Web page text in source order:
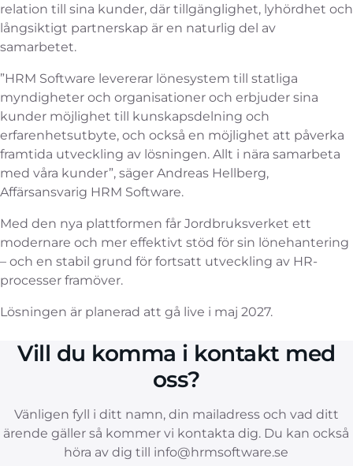
relation till sina kunder, där tillgänglighet, lyhördhet och
långsiktigt partnerskap är en naturlig del av
samarbetet.
”HRM Software levererar lönesystem till statliga
myndigheter och organisationer och erbjuder sina
kunder möjlighet till kunskapsdelning och
erfarenhetsutbyte, och också en möjlighet att påverka
framtida utveckling av lösningen. Allt i nära samarbeta
med våra kunder”, säger Andreas Hellberg,
Affärsansvarig HRM Software.
Med den nya plattformen får Jordbruksverket ett
modernare och mer effektivt stöd för sin lönehantering
– och en stabil grund för fortsatt utveckling av HR-
processer framöver.
Lösningen är planerad att gå live i maj 2027.
Vill du komma i kontakt med
oss?
Vänligen fyll i ditt namn, din mailadress och vad ditt
ärende gäller så kommer vi kontakta dig. Du kan också
höra av dig till info@hrmsoftware.se